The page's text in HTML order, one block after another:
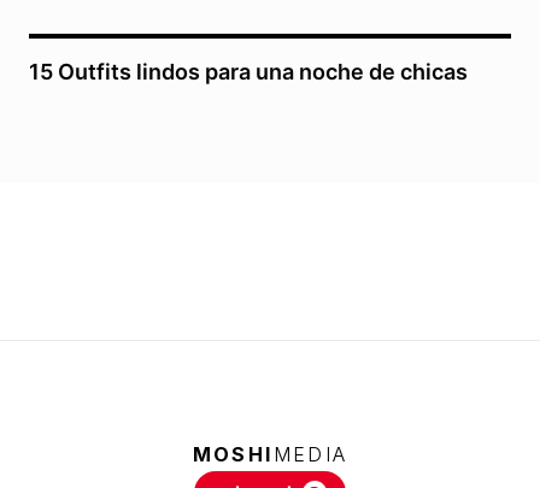
15 Outfits lindos para una noche de chicas
MOSHI MEDIA